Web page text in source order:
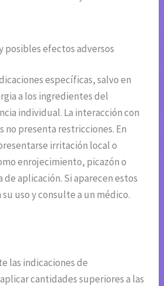
posibles efectos adversos
específicas, salvo en
a los ingredientes del
individual. La interacción con
no presenta restricciones. En
irritación local o
enrojecimiento, picazón o
de aplicación. Si aparecen estos
uso y consulte a un médico.
las indicaciones de
cantidades superiores a las